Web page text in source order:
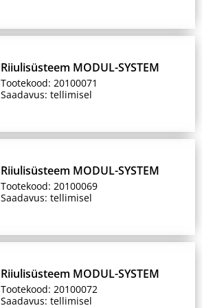
Riiulisüsteem MODUL-SYSTEM
Tootekood: 20100071
Saadavus: tellimisel
Riiulisüsteem MODUL-SYSTEM
Tootekood: 20100069
Saadavus: tellimisel
Riiulisüsteem MODUL-SYSTEM
Tootekood: 20100072
Saadavus: tellimisel